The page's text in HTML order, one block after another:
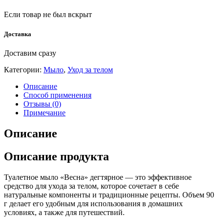
Если товар не был вскрыт
Доставка
Доставим сразу
Категории: Мыло, Уход за телом
Описание
Способ применения
Отзывы (0)
Примечание
Описание
Описание продукта
Туалетное мыло «Весна» дегтярное — это эффективное
средство для ухода за телом, которое сочетает в себе
натуральные компоненты и традиционные рецепты. Объем 90
г делает его удобным для использования в домашних
условиях, а также для путешествий.